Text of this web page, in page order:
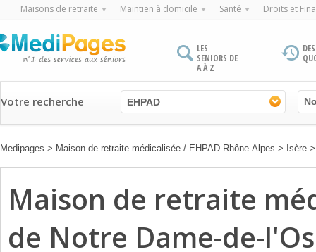
Maisons de retraite Maintien à domicile Santé Droits et
LES
SENIORS DE
A À Z
Votre recherche EHPAD
Medipages > Maison de retraite médicalisée / EHPAD Rhône-Alpes > Isère
Maison de retraite
de Notre Dame-de-